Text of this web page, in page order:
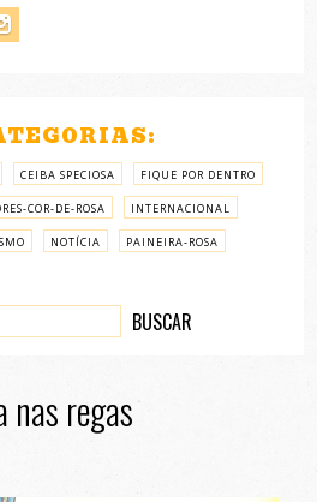
CEIBA SPECIOSA FIQUE POR DENTRO
COR-DE-ROSA INTERNACIONAL
NOTÍCIA PAINEIRA-ROSA
nas regas